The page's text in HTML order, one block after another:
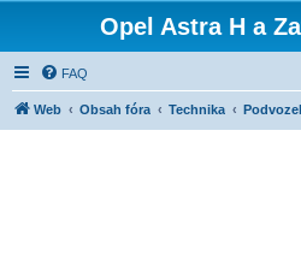
Opel Astra H a
FAQ
Web Obsah fóra Technika